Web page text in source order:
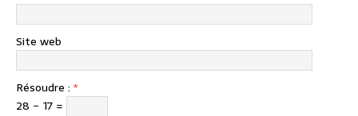
Site web
Résoudre : *
28 − 17 =